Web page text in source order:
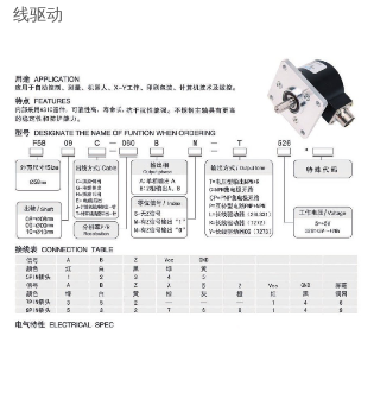
线驱动